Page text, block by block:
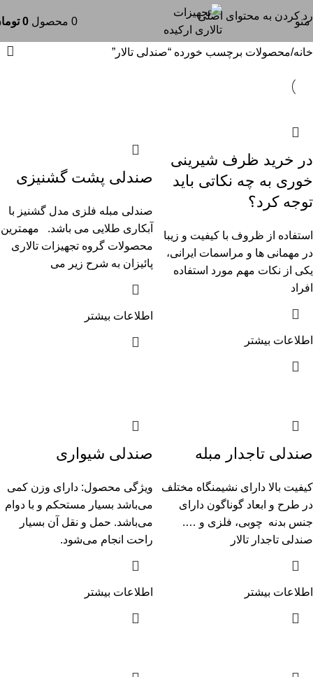
رد کردن به محتوای اصلی
منو 0 محصول 0 صندلی تالار
خانه محصولات برچسب خورده “صندلی تالار”
در خرید ظرف شیرینی
خوری به چه نکاتی باید
توجه کرد؟
استفاده از ظروف با کیفیت و زیبا
در مهمانی ها و مراسمات ایرانی،
یکی از نکات مهم مورد استفاده
افراد
اطلاعات بیشتر
صندلی پشت گشنیزی
صندلی مبله فلزی مدل گشنیز با
آبکاری طلایی می باشد. مهمترین
محصولات گروه تجهیزات تالاری
پائیزان به شرح زیر می
اطلاعات بیشتر
صندلی تاجدار مبله
کیفیت بالا دارای نشیمنگاه‌ مختلف
در طرح و ابعاد گوناگون دارای
جنس بدنه چوبی، فلزی و ….
صندلی تاجدار تالار
اطلاعات بیشتر
صندلی شیواری
ویژگی محصول: دارای وزن کمی
می‌باشد بسیار مستحکم و با دوام
می‌باشد. حمل و نقل آن بسیار
راحت انجام می‌شود.
اطلاعات بیشتر